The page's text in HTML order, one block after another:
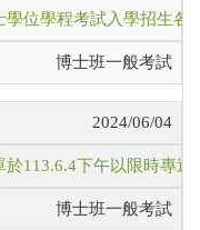
位學程考試入學招生各
博士班一般考試
2024/06/04
113.6.4下午以限時專送
博士班一般考試